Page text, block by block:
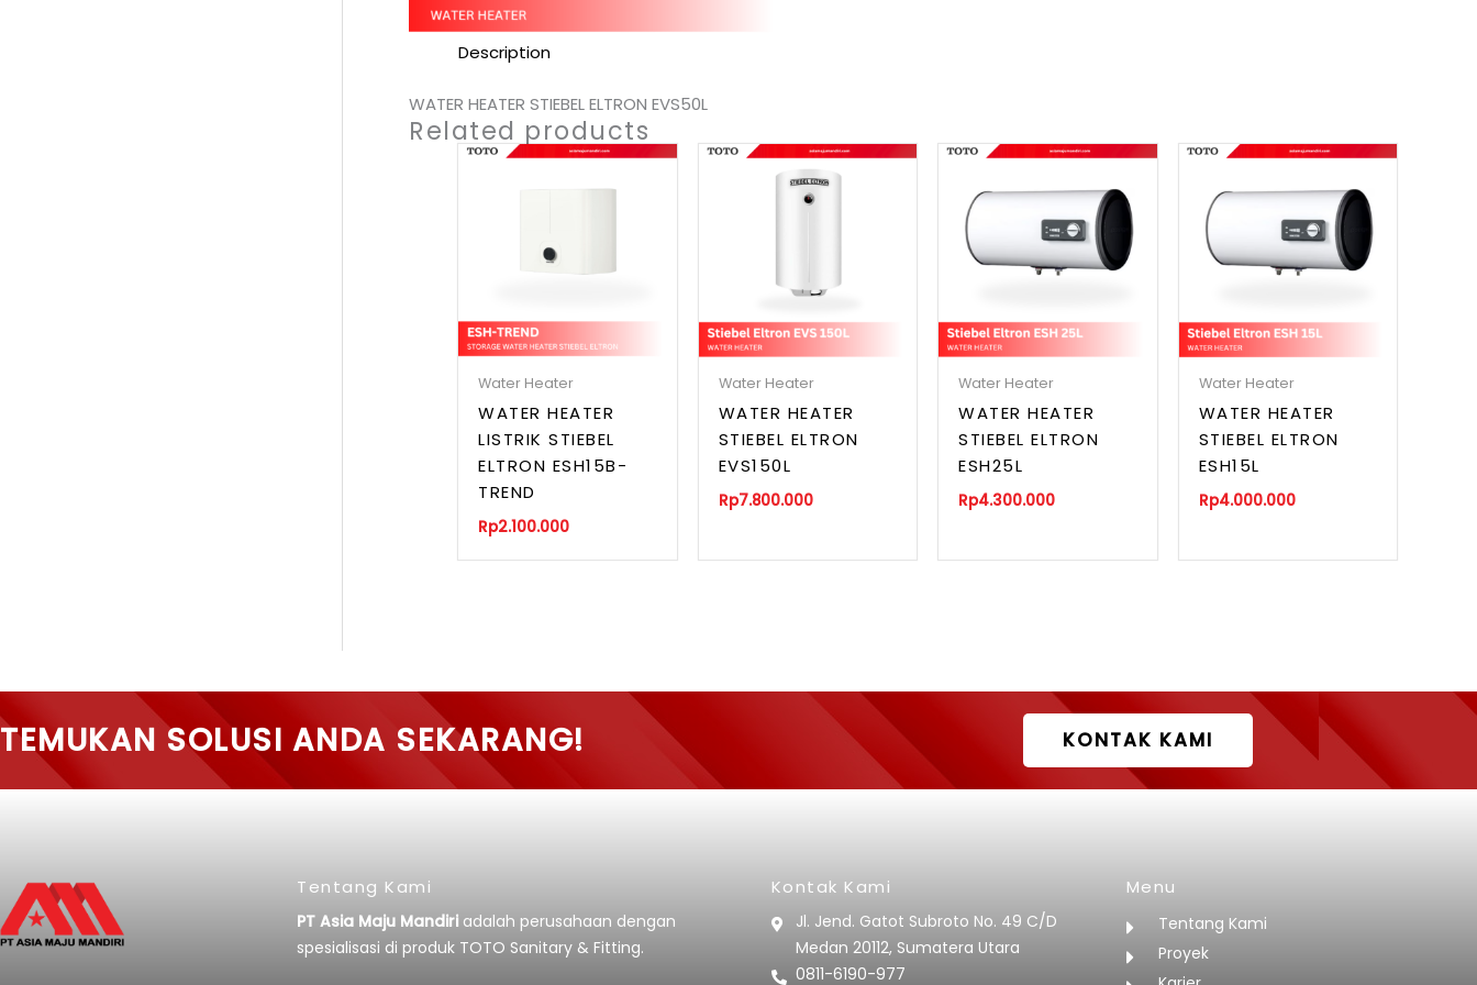
Description
WATER HEATER STIEBEL ELTRON EVS50L
Related products
Water Heater
WATER HEATER
LISTRIK STIEBEL
ELTRON ESH15B-
TREND
Rp2.100.000
Water Heater
WATER HEATER
STIEBEL ELTRON
EVS150L
Rp7.800.000
Water Heater
WATER HEATER
STIEBEL ELTRON
ESH25L
Rp4.300.000
Water Heater
WATER HEATER
STIEBEL ELTRON
ESH15L
Rp4.000.000
TEMUKAN SOLUSI ANDA SEKARANG! KONTAK KAMI
Tentang Kami
PT Asia Maju Mandiri adalah perusahaan dengan
spesialisasi di produk TOTO Sanitary & Fitting.
Kontak Kami
Jl. Jend. Gatot Subroto No. 49 C/D
Medan 20112, Sumatera Utara
0811-6190-977
Menu
Tentang Kami
Proyek